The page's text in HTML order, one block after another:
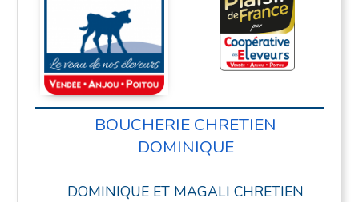
BOUCHERIE CHRETIEN
DOMINIQUE
DOMINIQUE ET MAGALI CHRETIEN